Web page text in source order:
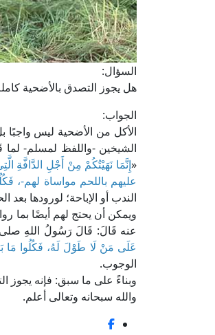
السؤال:
هل يجوز التصدق بالأضحية
الجواب:
الأكل من الأضحية ليس واجبًا
الشيخين -واللفظ لمسلم- لما
«إِنَّمَا نَهَيْتُكُمْ مِنْ أَجْلِ الدَّافَّةِ
عليهم باللحم مواساة لهم-،
الندب أو الإباحة؛ لورودها بعد
ويمكن أن يحتج لهم أيضًا بما
عنه قَالَ: قَالَ رَسُولُ اللهِ صلى
عَلَى مَنْ لَا طَوْلَ لَهُ، فَكُلُوا مَا
الوجوب.
وبناءً على ما سبق: فإنه يجوز
والله سبحانه وتعالى أعلم.